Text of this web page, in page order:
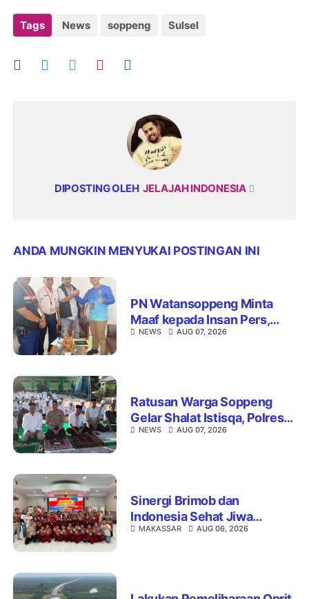
Tags News soppeng Sulsel
DIPOSTING OLEH JELAJAH INDONESIA
ANDA MUNGKIN MENYUKAI POSTINGAN INI
PN Watansoppeng Minta
Maaf kepada Insan Pers,
Tegaskan Komitmen
NEWS AUG 07, 2026
Ratusan Warga Soppeng
Gelar Shalat Istisqa, Polres
Hadir Mengawal Ikhtiar
NEWS AUG 07, 2026
Sinergi Brimob dan
Indonesia Sehat Jiwa
Hadirkan Pojok Curhat,
MAKASSAR AUG 06, 2026